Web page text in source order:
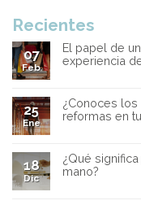
Recientes
07
Feb
El papel de
experiencia
25
Ene
¿Conoces
reformas en
18
Dic
¿Qué
mano?